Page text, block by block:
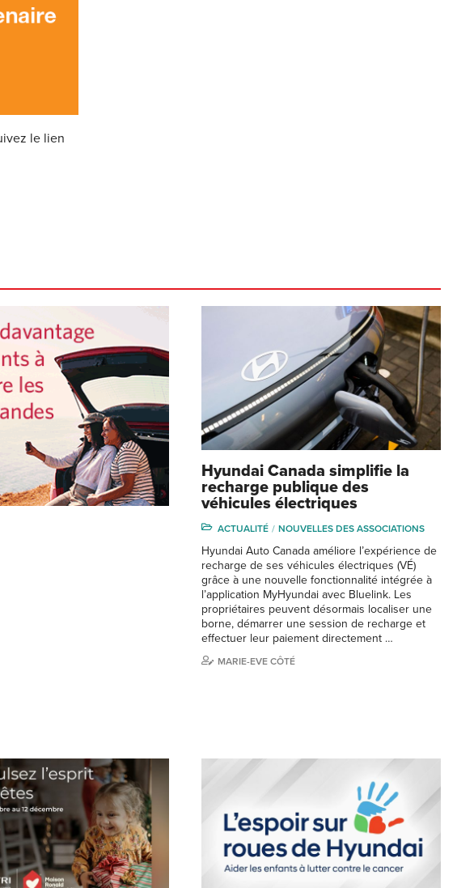
le lien
Hyundai Canada simplifie la
recharge publique des
véhicules électriques
ACTUALITÉ NOUVELLES DES ASSOCIATIONS
Hyundai Auto Canada améliore l’expérience de
recharge de ses véhicules électriques (VÉ)
grâce à une nouvelle fonctionnalité intégrée à
l’application MyHyundai avec Bluelink. Les
propriétaires peuvent désormais localiser une
borne, démarrer une session de recharge et
effectuer leur paiement directement …
MARIE-EVE CÔTÉ